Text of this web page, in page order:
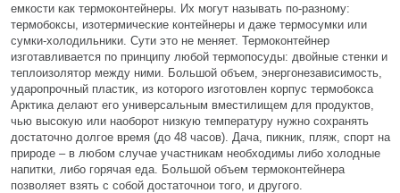
емкости как термоконтейнеры. Их могут называть по-разному:
термобоксы, изотермические контейнеры и даже термосумки или
сумки-холодильники. Сути это не меняет. Термоконтейнер
изготавливается по принципу любой термопосуды: двойные стенки и
теплоизолятор между ними. Большой объем, энергонезависимость,
ударопрочный пластик, из которого изготовлен корпус термобокса
Арктика делают его универсальным вместилищем для продуктов,
чью высокую или наоборот низкую температуру нужно сохранять
достаточно долгое время (до 48 часов). Дача, пикник, пляж, спорт на
природе – в любом случае участникам необходимы либо холодные
напитки, либо горячая еда. Большой объем термоконтейнера
позволяет взять с собой достаточнои того, и другого.